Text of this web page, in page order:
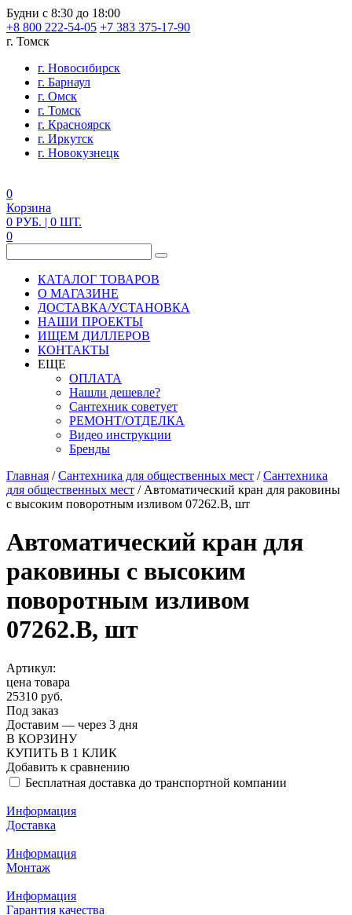
Будни с 8:30 до 18:00
+8 800 222-54-05 +7 383 375-17-90
г. Томск
г. Новосибирск
г. Барнаул
г. Омск
г. Томск
г. Красноярск
г. Иркутск
г. Новокузнецк
0
Корзина
0 РУБ. | 0 ШТ.
0
КАТАЛОГ ТОВАРОВ
О МАГАЗИНЕ
ДОСТАВКА/УСТАНОВКА
НАШИ ПРОЕКТЫ
ИЩЕМ ДИЛЛЕРОВ
КОНТАКТЫ
ЕЩЕ
ОПЛАТА
Нашли дешевле?
Сантехник советует
РЕМОНТ/ОТДЕЛКА
Видео инструкции
Бренды
Главная /Сантехника для общественных мест /Сантехника
для общественных мест / Автоматический кран для раковины
с высоким поворотным изливом 07262.B, шт
Автоматический кран для
раковины с высоким
поворотным изливом
07262.B, шт
Артикул:
цена товара
25310 руб.
Под заказ
Доставим — через 3 дня
В КОРЗИНУ
КУПИТЬ В 1 КЛИК
Добавить к сравнению
Бесплатная доставка до транспортной компании
Информация
Доставка
Информация
Монтаж
Информация
Гарантия качества